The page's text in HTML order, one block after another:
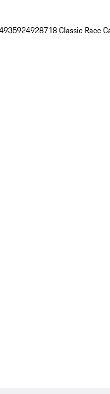
935924928718 Classic Race